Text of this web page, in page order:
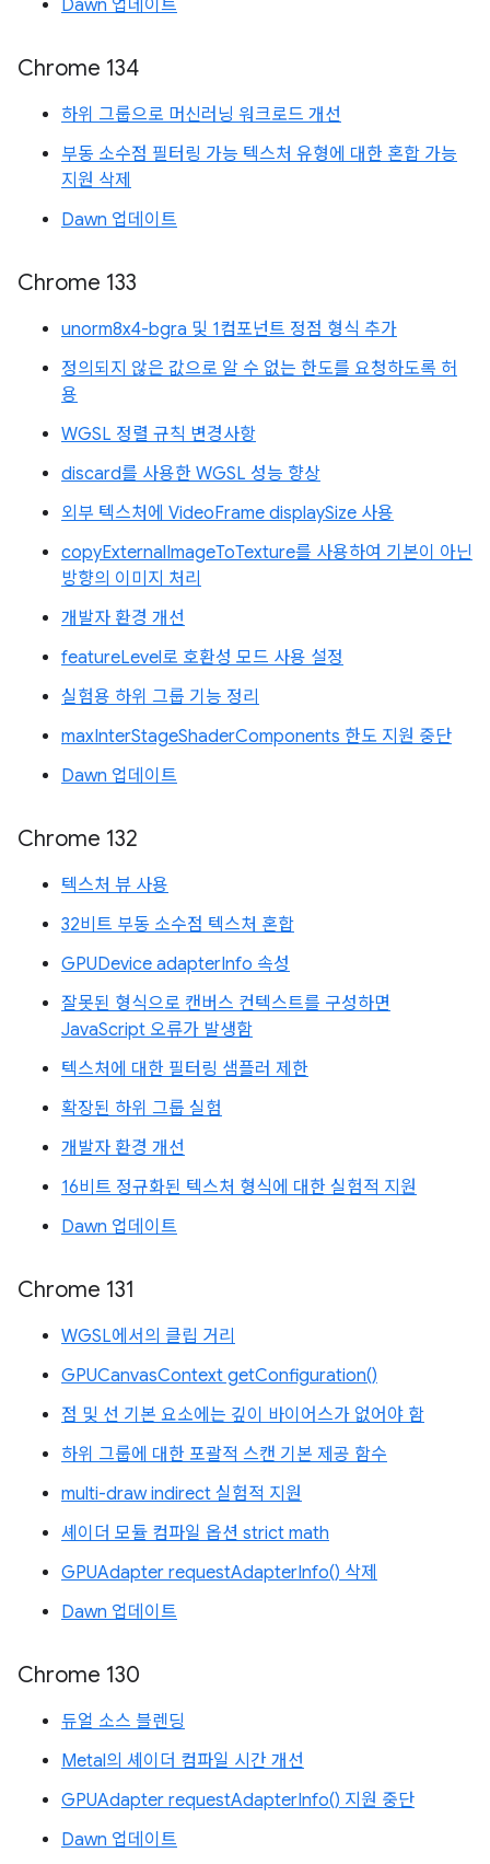
Dawn 업데이트
Chrome 134
하위 그룹으로 머신러닝 워크로드 개선
부동 소수점 필터링 가능 텍스처 유형에 대한 혼합 가능
지원 삭제
Dawn 업데이트
Chrome 133
unorm8x4-bgra 및 1컴포넌트 정점 형식 추가
정의되지 않은 값으로 알 수 없는 한도를 요청하도록 허
용
WGSL 정렬 규칙 변경사항
discard를 사용한 WGSL 성능 향상
외부 텍스처에 VideoFrame displaySize 사용
copyExternalImageToTexture를 사용하여 기본이 아닌
방향의 이미지 처리
개발자 환경 개선
featureLevel로 호환성 모드 사용 설정
실험용 하위 그룹 기능 정리
maxInterStageShaderComponents 한도 지원 중단
Dawn 업데이트
Chrome 132
텍스처 뷰 사용
32비트 부동 소수점 텍스처 혼합
GPUDevice adapterInfo 속성
잘못된 형식으로 캔버스 컨텍스트를 구성하면
JavaScript 오류가 발생함
텍스처에 대한 필터링 샘플러 제한
확장된 하위 그룹 실험
개발자 환경 개선
16비트 정규화된 텍스처 형식에 대한 실험적 지원
Dawn 업데이트
Chrome 131
WGSL에서의 클립 거리
GPUCanvasContext getConfiguration()
점 및 선 기본 요소에는 깊이 바이어스가 없어야 함
하위 그룹에 대한 포괄적 스캔 기본 제공 함수
multi-draw indirect 실험적 지원
셰이더 모듈 컴파일 옵션 strict math
GPUAdapter requestAdapterInfo() 삭제
Dawn 업데이트
Chrome 130
듀얼 소스 블렌딩
Metal의 셰이더 컴파일 시간 개선
GPUAdapter requestAdapterInfo() 지원 중단
Dawn 업데이트